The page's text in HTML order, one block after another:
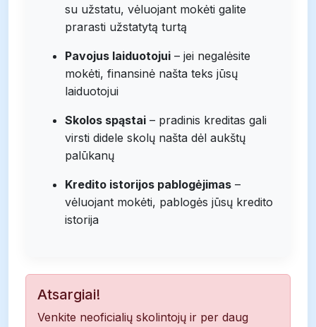
su užstatu, vėluojant mokėti galite
prarasti užstatytą turtą
Pavojus laiduotojui – jei negalėsite
mokėti, finansinė našta teks jūsų
laiduotojui
Skolos spąstai – pradinis kreditas gali
virsti didele skolų našta dėl aukštų
palūkanų
Kredito istorijos pablogėjimas –
vėluojant mokėti, pablogės jūsų kredito
istorija
Atsargiai!
Venkite neoficialių skolintojų ir per daug